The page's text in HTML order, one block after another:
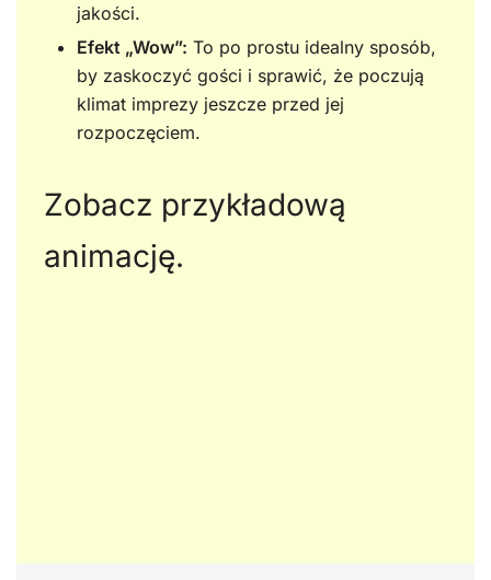
jakości.
Efekt „Wow”: To po prostu idealny sposób,
by zaskoczyć gości i sprawić, że poczują
klimat imprezy jeszcze przed jej
rozpoczęciem.
Zobacz przykładową
animację.